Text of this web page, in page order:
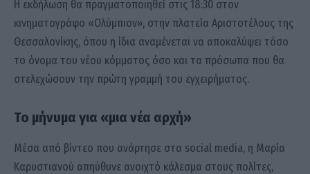
Η εκδήλωση θα πραγματοποιηθεί στις 18:30 στον
κινηματογράφο «Ολύμπιον», στην πλατεία Αριστοτέλους της
Θεσσαλονίκης, όπου η ίδια αναμένεται να αποκαλύψει τόσο
το όνομα του νέου κόμματος όσο και τα πρόσωπα που θα
στελεχώσουν την πρώτη γραμμή του εγχειρήματος.
Το μήνυμα για «μια νέα αρχή»
Μέσα από βίντεο που ανάρτησε στα social media, η Μαρία
Καρυστιανού απηύθυνε ανοιχτό κάλεσμα στους πολίτες,